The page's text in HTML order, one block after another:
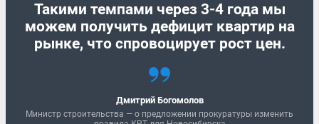
Такими темпами через 3-4 года мы
можем получить дефицит квартир на
рынке, что спровоцирует рост цен.
Дмитрий Богомолов
Министр строительства — о предложении прокуратуры изменить